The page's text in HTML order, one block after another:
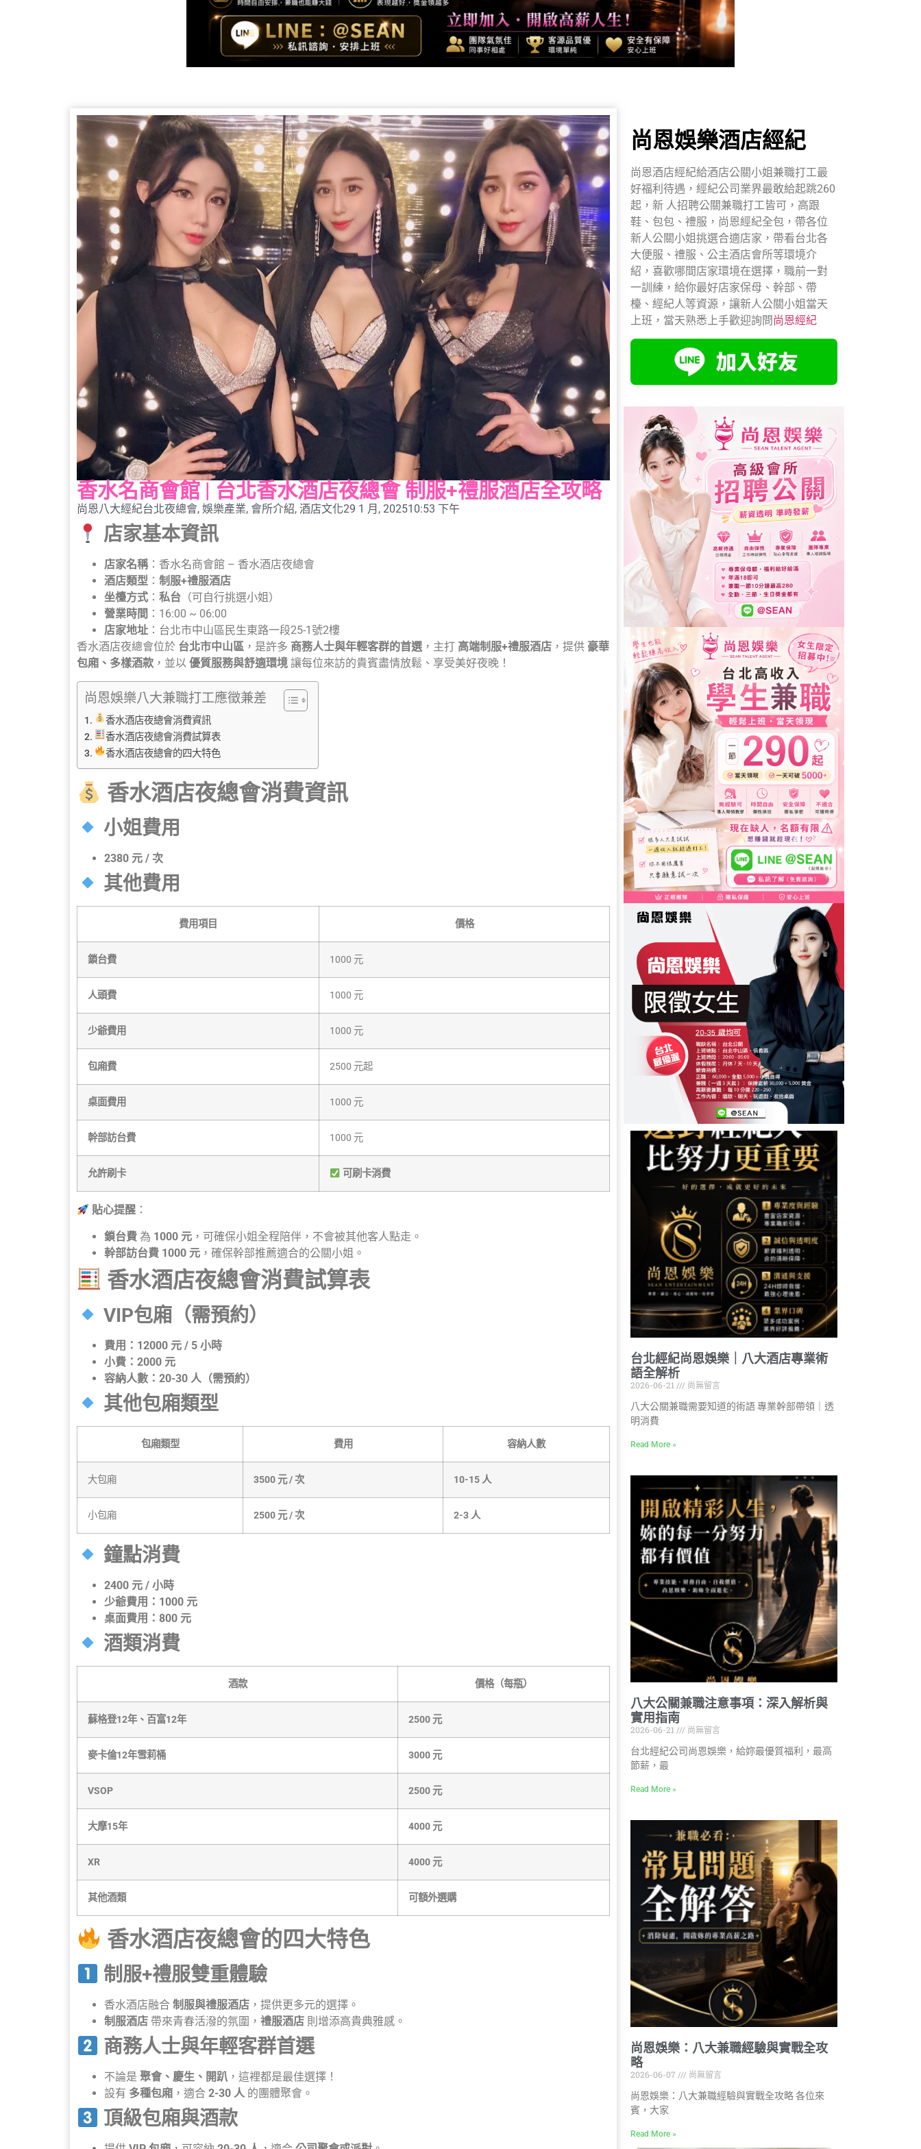
香水名商會館 | 台北香水酒店夜總會 制服+禮服酒店全攻略
尚恩八大經紀台北夜總會, 娛樂產業, 會所介紹, 酒店文化29 1 月, 202510:53 下午
店家基本資訊
店家名稱：香水名商會館 – 香水酒店夜總會
酒店類型 ： 制服+禮服酒店
坐檯方式 ： 私台 （可自行挑選小姐）
營業時間 ：16:00 ~ 06:00
店家地址 ：台北市中山區民生東路一段25-1號2樓
香水酒店夜總會位於 台北市中山區 ，是許多 商務人士與年輕客群的首選 ，主打 高端制服+禮服酒店 ，提供 豪華
包廂、多樣酒款 ，並以 優質服務與舒適環境 讓每位來訪的貴賓盡情放鬆、享受美好夜晚！
尚恩娛樂八大兼職打工應徵兼差
香水酒店夜總會消費資訊
香水酒店夜總會消費試算表
香水酒店夜總會的四大特色
香水酒店夜總會消費資訊
小姐費用
2380 元 / 次
其他費用
費用項目 價格
鎖台費 1000 元
人頭費 1000 元
少爺費用 1000 元
包廂費 2500 元起
桌面費用 1000 元
幹部訪台費 1000 元
允許刷卡 可刷卡消費
貼心提醒 ：
鎖台費 為 1000 元 ，可確保小姐全程陪伴，不會被其他客人點走。
幹部訪台費 1000 元 ，確保幹部推薦適合的公關小姐。
香水酒店夜總會消費試算表
VIP包廂（需預約）
費用：12000 元 / 5 小時
小費：2000 元
容納人數：20-30 人（需預約）
其他包廂類型
包廂類型 費用 容納人數
大包廂 3500 元 / 次 10-15 人
小包廂 2500 元 / 次 2-3 人
鐘點消費
2400 元 / 小時
少爺費用：1000 元
桌面費用：800 元
酒類消費
酒款 價格（每瓶）
蘇格登12年、百富12年 2500 元
麥卡倫12年雪莉桶 3000 元
VSOP 2500 元
大摩15年 4000 元
XR 4000 元
其他酒類 可額外選購
香水酒店夜總會的四大特色
制服+禮服雙重體驗
香水酒店融合 制服與禮服酒店 ，提供更多元的選擇。
制服酒店 帶來青春活潑的氛圍， 禮服酒店 則增添高貴典雅感。
商務人士與年輕客群首選
不論是 聚會、慶生、開趴 ，這裡都是最佳選擇！
設有 多種包廂 ，適合 2-30 人 的團體聚會。
頂級包廂與酒款
尚恩娛樂酒店經紀
尚恩酒店經紀給酒店公關小姐兼職打工最
好福利待遇，經紀公司業界最敢給起跳260
起，新 人招聘公關兼職打工皆可，高跟
鞋、包包、禮服，尚恩經紀全包，帶各位
新人公關小姐挑選合適店家，帶看台北各
大便服、禮服、公主酒店會所等環境介
紹，喜歡哪間店家環境在選擇，職前一對
一訓練，給你最好店家保母、幹部、帶
檯、經紀人等資源，讓新人公關小姐當天
上班，當天熟悉上手歡迎詢問 尚恩經紀
台北經紀尚恩娛樂｜八大酒店專業術
語全解析
2026-06-21
尚無留言
八大公關兼職需要知道的術語 專業幹部帶領｜透
明消費
Read More »
八大公關兼職注意事項：深入解析與
實用指南
2026-06-21
尚無留言
台北經紀公司尚恩娛樂，給妳最優質福利，最高
節薪，最
Read More »
尚恩娛樂：八大兼職經驗與實戰全攻
略
2026-06-07
尚無留言
尚恩娛樂：八大兼職經驗與實戰全攻略 各位來
賓，大家
Read More »